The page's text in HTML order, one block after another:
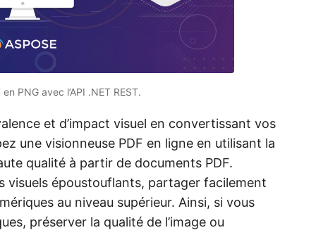
PNG avec l’API .NET REST.
et d’impact visuel en convertissant vos
une visionneuse PDF en ligne en utilisant la
qualité à partir de documents PDF.
visuels époustouflants, partager facilement
au niveau supérieur. Ainsi, si vous
préserver la qualité de l’image ou